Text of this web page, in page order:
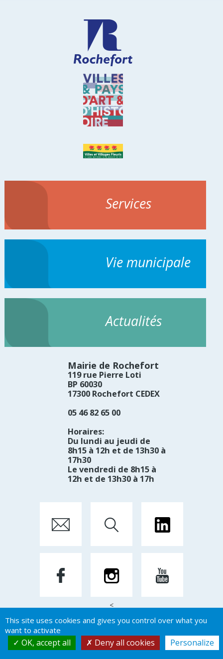
Services
Vie municipale
Actualités
Mairie de Rochefort
119 rue Pierre Loti
BP 60030
17300 Rochefort CEDEX
05 46 82 65 00
Horaires:
Du lundi au jeudi de
8h15 à 12h et de 13h30 à
17h30
Le vendredi de 8h15 à
12h et de 13h30 à 17h
<
Mentions Légales
Par Créateur d'image
This site uses cookies and gives you control over what you
want to activate
OK, accept all Deny all cookies Personalize